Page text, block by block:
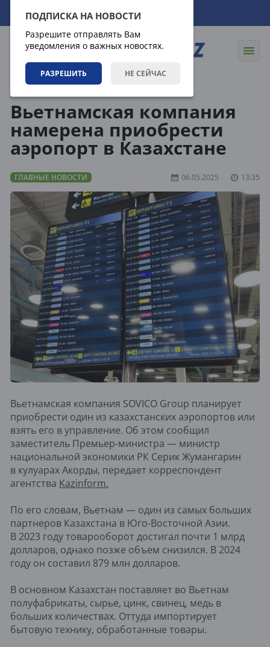
ПОДПИСКА НА НОВОСТИ
Разрешите отправлять Вам
уведомления о важных новостях.
РАЗРЕШИТЬ НЕ СЕЙЧАС
09.08.2026 15:53:57
Вьетнамская компания
намерена приобрести
аэропорт в Казахстане
ГЛАВНЫЕ НОВОСТИ 06.05.2025 13:35
Вьетнамская компания SOVICO Group планирует
приобрести один из казахстанских аэропортов или
взять его в управление. Об этом сообщил
заместитель Премьер-министра — министр
национальной экономики РК Серик Жумангарин
в кулуарах Акорды, передает корреспондент
агентства Kazinform.
По его словам, Вьетнам — один из самых больших
партнеров Казахстана в Юго-Восточной Азии.
В 2023 году товарооборот достигал почти 1 млрд
долларов, однако позже объем снизился. В 2024
году он составил 879 млн долларов.
В основном Казахстан поставляет во Вьетнам
полуфабрикаты, сырье, цинк, свинец, медь в
больших количествах. Оттуда импортирует
бытовую технику, обработанные товары.